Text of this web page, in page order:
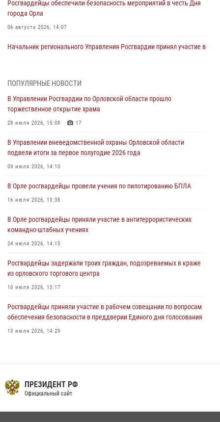
Росгвардейцы обеспечили безопасность мероприятий в честь Дня
города Орла
06 августа 2026, 14:07
Начальник регионального Управления Росгвардии принял участие в
первое полугодие
05 августа 2026, 13:12
совершении противоправных действий
04 августа 2026, 14:21
04 августа 2026, 14:06
предоставлении госуслуг
03 августа 2026, 14:30
ПОПУЛЯРНЫЕ НОВОСТИ
В Управлении Росгвардии по Орловской области прошло
торжественное открытие храма
28 июля 2026, 15:08 17
В Управлении вневедомственной охраны Орловской области
подвели итоги за первое полугодие 2026 года
09 июля 2026, 14:10
В Орле росгвардейцы провели учения по пилотированию БПЛА
16 июля 2026, 13:38
В Орле росгвардейцы приняли участие в антитеррористических
командно-штабных учениях
24 июля 2026, 14:15
Росгвардейцы задержали троих граждан, подозреваемых в краже
из орловского торгового центра
10 июля 2026, 13:17
Росгвардейцы приняли участие в рабочем совещании по вопросам
обеспечения безопасности в преддверии Единого дня голосования
13 июля 2026, 14:29
16 июля 2026, 13:34
На брифинге росгвардейцы рассказали орловцам об изменениях в
законодательстве, регулирующем оборот оружия
ПРЕЗИДЕНТ РФ
Официальный сайт